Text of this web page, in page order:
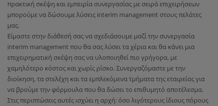
πρακτική σκέψη και εμπειρία συνεργασίας με σειρά επιχειρήσεων
μπορούμε να δώσουμε λύσεις interim management στους πελάτες
μας.
Είμαστε στην διάθεσή σας να σχεδιάσουμε μαζί την συνεργασία
interim management που θα σας λύσει τα χέρια και θα κάνει μια
επιχειρηματική σκέψη σας να υλοποιηθεί πιο γρήγορα, με
χαμηλότερο κόστος και χωρίς ρίσκο. Συνεργαζόμαστε με την
διοίκηση, τα στελέχη και τα εμπλεκόμενα τμήματα της εταιρείας για
να βρούμε την φόρμουλα που θα δώσει το επιθυμητό αποτέλεσμα.
Στις περιπτώσεις αυτές ισχύει η αρχή: όσο λιγότερους ίδιους πόρους